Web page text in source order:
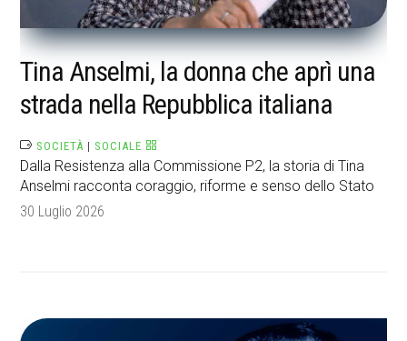
Tina Anselmi, la donna che aprì una
strada nella Repubblica italiana
SOCIETÀ | SOCIALE
Dalla Resistenza alla Commissione P2, la storia di Tina
Anselmi racconta coraggio, riforme e senso dello Stato
30 Luglio 2026